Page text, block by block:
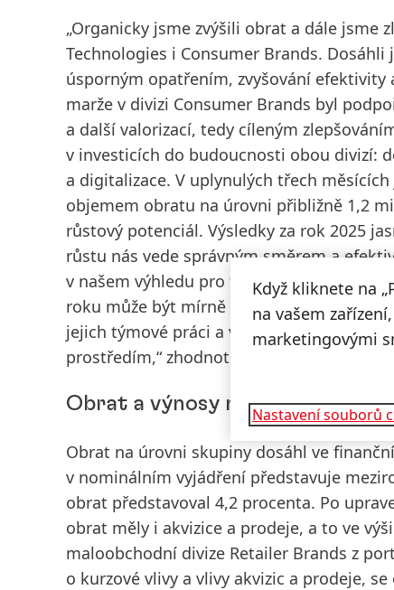
„Organicky jsme zvýšili obrat a dále jsme
Technologies i Consumer Brands.
úsporným opatřením, zvyšování
marže v divizi Consumer Brands byl
a další valorizací, tedy cíleným
v investicích do budoucnosti obou divizí:
a digitalizace. V uplynulých třech
objemem obratu na úrovni přibližně 1,2
růstový potenciál. Výsledky za rok 2025
růstu nás vede správným směrem a
v našem výhledu pro finanční rok 2026,
roku může být mírně slabší. Chtěl bych
jejich týmové práci a výjimečnému
prostředím,“ zhodnotil loňský rok Knobel.
Obrat a výnosy na úrovni
Obrat na úrovni skupiny dosáhl ve
v nominálním vyjádření představuje
obrat představoval 4,2 procenta. Po
obrat měly i akvizice a prodeje, a to ve
maloobchodní divize Retailer Brands z
o kurzové vlivy a vlivy akvizic a prodeje, se
Když kliknete na
na vašem
marketingovými
Nastavení souborů